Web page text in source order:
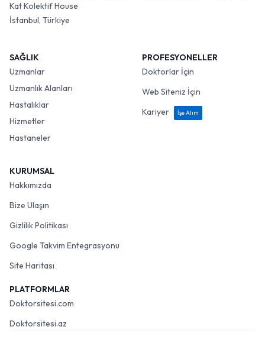
Kat Kolektif House
İstanbul, Türkiye
SAĞLIK
Uzmanlar
Uzmanlık Alanları
Hastalıklar
Hizmetler
Hastaneler
PROFESYONELLER
Doktorlar İçin
Web Siteniz İçin
Kariyer
İşe Alım
KURUMSAL
Hakkımızda
Bize Ulaşın
Gizlilik Politikası
Google Takvim Entegrasyonu
Site Haritası
PLATFORMLAR
Doktorsitesi.com
Doktorsitesi.az